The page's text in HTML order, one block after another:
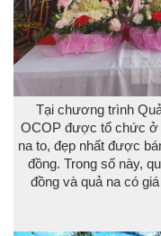
Tại chương trình
OCOP được tổ chức ở
na to, đẹp nhất được
đồng. Trong số này,
đồng và quả na có